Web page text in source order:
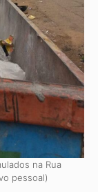
na Rua
pessoal)